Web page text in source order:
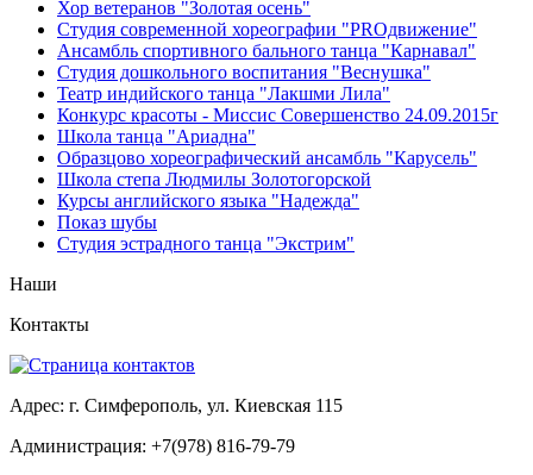
Хор ветеранов "Золотая осень"
Студия современной хореографии "PROдвижение"
Ансамбль спортивного бального танца "Карнавал"
Студия дошкольного воспитания "Веснушка"
Театр индийского танца "Лакшми Лила"
Конкурс красоты - Миссис Совершенство 24.09.2015г
Школа танца "Ариадна"
Образцово хореографический ансамбль "Карусель"
Школа степа Людмилы Золотогорской
Курсы английского языка "Надежда"
Показ шубы
Студия эстрадного танца "Экстрим"
Наши
Контакты
Адрес: г. Симферополь, ул. Киевская 115
Администрация: +7(978) 816-79-79